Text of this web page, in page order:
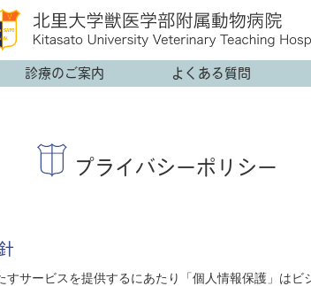
診療のご案内 よくある質問
プライバシーポリシー
サービスを提供するにあたり「個人情報保護」はビ